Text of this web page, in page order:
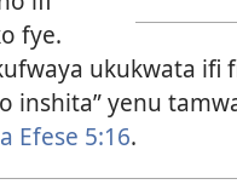
fye.
ukukwata ifi
inshita” yenu
Efese 5:16.